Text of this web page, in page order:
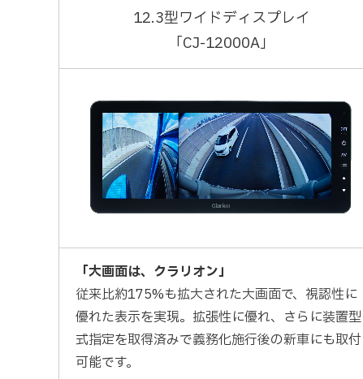
12.3型ワイドディスプレイ
「CJ-12000A」
「大画面は、クラリオン」
従来比約175%も拡大された大画面で、視認性に
優れた表示を実現。 拡張性に優れ、さらに装置型
式指定を取得済みで義務化施行後の新車にも取付
可能です。